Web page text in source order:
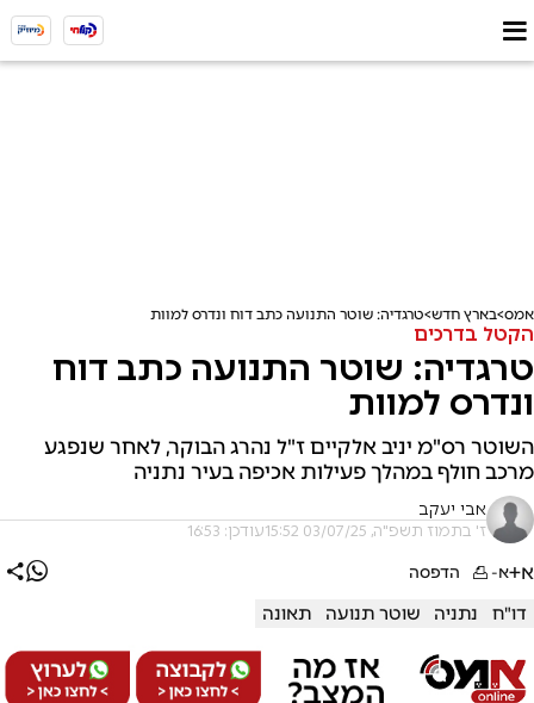
אמס בארץ חדש טרגדיה: שוטר התנועה כתב דוח ונדרס למוות
הקטל בדרכים
טרגדיה: שוטר התנועה כתב דוח
ונדרס למוות
השוטר רס"מ יניב אלקיים ז"ל נהרג הבוקר, לאחר שנפגע
מרכב חולף במהלך פעילות אכיפה בעיר נתניה
אבי יעקב
ז' בתמוז תשפ"ה, 03/07/25 15:52 עודכן: 16:53
א+א- הדפסה
דו"ח נתניה שוטר תנועה תאונה